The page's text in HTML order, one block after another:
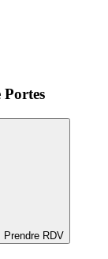
Prendre RDV